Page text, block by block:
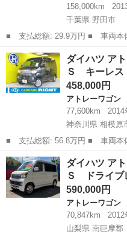
158,000km
千葉県 野田市
■ 支払総額: 29.9万円 ■ 車両本体価格： 199,000 円 ■ メーカー
名： ダイハツ ■ 車種名： ア
スタムターボＲＳリミテッド
ースライドド...
千葉 野田市 アトレーワ
ダイハツ ア
Ｓ キーレ
458,000円
アトレーワゴン
77,600km
2014
神奈川県 相模原
■ 支払総額: 56.8万円 ■ 車両本体価格： 458,000 円 ■ メーカー
名： ダイハツ ■ 車種名： ア
スタムターボＲＳ キーレス
気量： 6...
神奈川 相模原市 アトレー
ダイハツ ア
Ｓ ドライ
590,000円
アトレーワゴン
70,847km
2012
山梨県 南巨摩郡